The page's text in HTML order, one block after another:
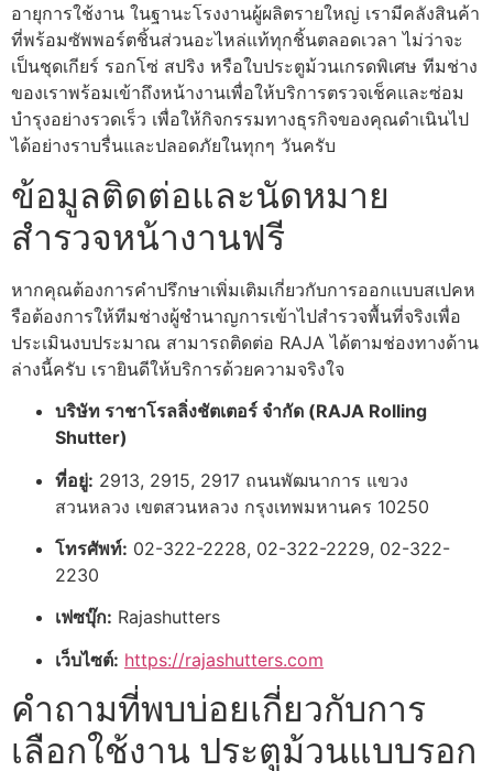
อายุการใช้งาน ในฐานะโรงงานผู้ผลิตรายใหญ่ เรามีคลังสินค้า
ที่พร้อมซัพพอร์ตชิ้นส่วนอะไหล่แท้ทุกชิ้นตลอดเวลา ไม่ว่าจะ
เป็นชุดเกียร์ รอกโซ่ สปริง หรือใบประตูม้วนเกรดพิเศษ ทีมช่าง
ของเราพร้อมเข้าถึงหน้างานเพื่อให้บริการตรวจเช็คและซ่อม
บำรุงอย่างรวดเร็ว เพื่อให้กิจกรรมทางธุรกิจของคุณดำเนินไป
ได้อย่างราบรื่นและปลอดภัยในทุกๆ วันครับ
ข้อมูลติดต่อและนัดหมาย
สำรวจหน้างานฟรี
หากคุณต้องการคำปรึกษาเพิ่มเติมเกี่ยวกับการออกแบบสเปคห
รือต้องการให้ทีมช่างผู้ชำนาญการเข้าไปสำรวจพื้นที่จริงเพื่อ
ประเมินงบประมาณ สามารถติดต่อ RAJA ได้ตามช่องทางด้าน
ล่างนี้ครับ เรายินดีให้บริการด้วยความจริงใจ
บริษัท ราชาโรลลิ่งชัตเตอร์ จำกัด (RAJA Rolling
Shutter)
ที่อยู่: 2913, 2915, 2917 ถนนพัฒนาการ แขวง
สวนหลวง เขตสวนหลวง กรุงเทพมหานคร 10250
โทรศัพท์: 02-322-2228, 02-322-2229, 02-322-
2230
เฟซบุ๊ก: Rajashutters
เว็บไซต์: https://rajashutters.com
คำถามที่พบบ่อยเกี่ยวกับการ
เลือกใช้งาน ประตูม้วนแบบรอก